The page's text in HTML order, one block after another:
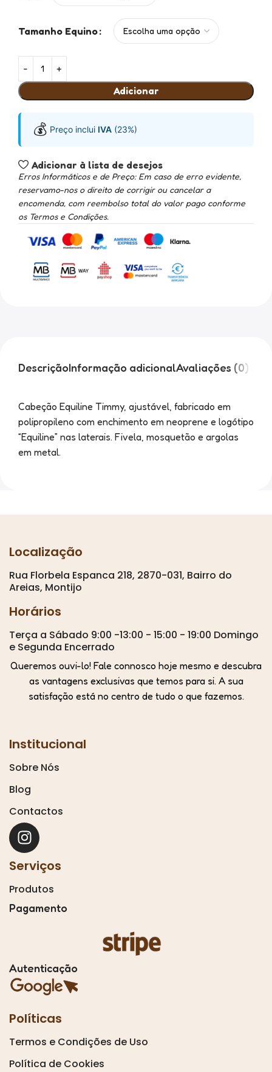
Tamanho Equino
Adicionar
💰 Preço inclui IVA (23%)
Adicionar à lista de desejos
Erros Informáticos e de Preço: Em caso de erro evidente,
reservamo-nos o direito de corrigir ou cancelar a
encomenda, com reembolso total do valor pago conforme
os Termos e Condições.
DescriçãoInformação adicionalAvaliações (0)
Cabeção Equiline Timmy, ajustável, fabricado em
polipropileno com enchimento em neoprene e logótipo
“Equiline” nas laterais. Fivela, mosquetão e argolas
em metal.
Localização
Rua Florbela Espanca 218, 2870-031, Bairro do
Areias, Montijo
Horários
Terça a Sábado 9:00 -13:00 - 15:00 - 19:00 Domingo
e Segunda Encerrado
Queremos ouvi-lo! Fale connosco hoje mesmo e descubra
as vantagens exclusivas que temos para si. A sua
satisfação está no centro de tudo o que fazemos.
Institucional
Sobre Nós
Blog
Contactos
Serviços
Produtos
Pagamento
Autenticação
Políticas
Termos e Condições de Uso
Política de Cookies